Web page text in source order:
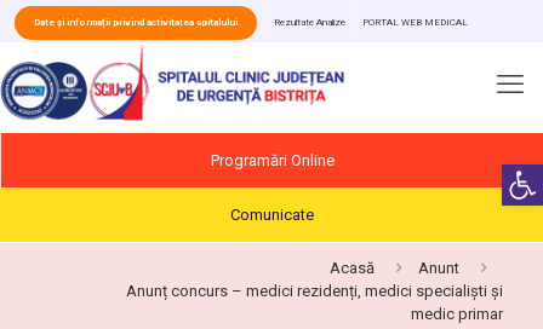
Date și informații privind activitatea spitalului Rezultate Analize PORTAL WEB MEDICAL
Programări Online
Comunicate
Acasă
Anunt
Anunț concurs – medici rezidenți, medici specialiști și
medic primar